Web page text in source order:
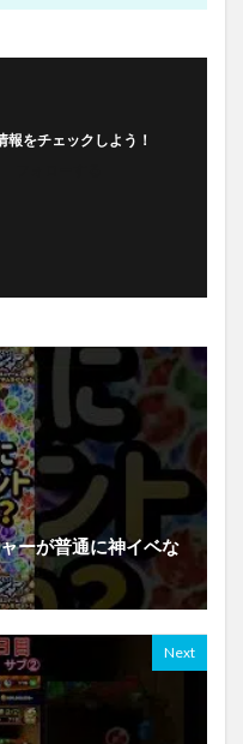
報をチェックしよう！
ーが普通に神イベな
Next